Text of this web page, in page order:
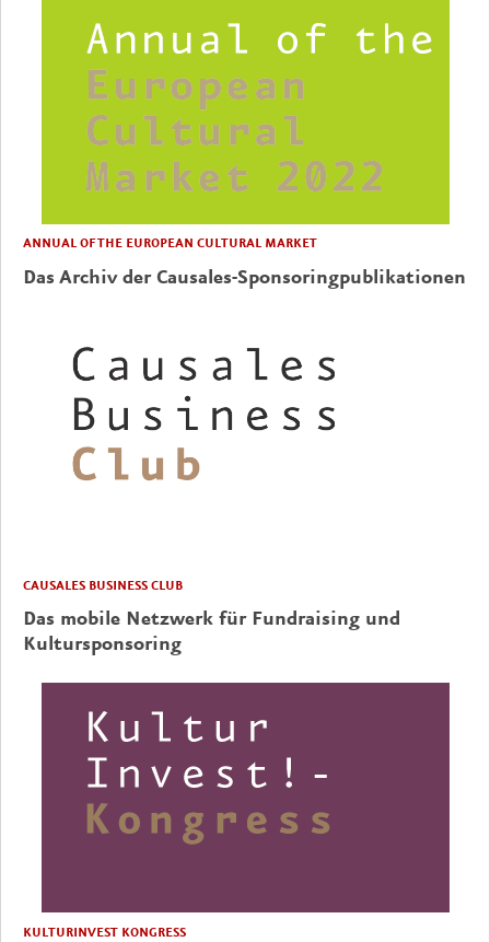
ANNUAL OF THE EUROPEAN CULTURAL MARKET
Das Archiv der Causales-Sponsoringpublikationen
CAUSALES BUSINESS CLUB
Das mobile Netzwerk für Fundraising und
Kultursponsoring
KULTURINVEST KONGRESS